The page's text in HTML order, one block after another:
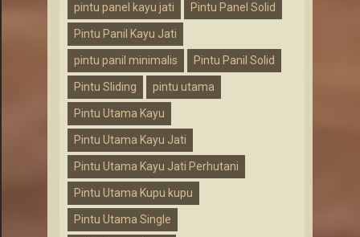
pintu panel kayu jati Pintu Panel Solid
Pintu Panil Kayu Jati
pintu panil minimalis Pintu Panil Solid
Pintu Sliding pintu utama
Pintu Utama Kayu
Pintu Utama Kayu Jati
Pintu Utama Kayu Jati Perhutani
Pintu Utama Kupu kupu
Pintu Utama Single